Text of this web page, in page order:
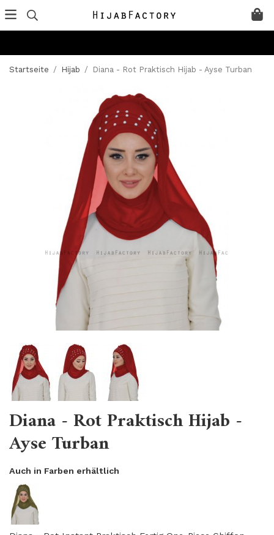
Startseite / Hijab / Diana - Rot Praktisch Hijab - Ayse Turban
Diana - Rot Praktisch Hijab -
Ayse Turban
Auch in Farben erhältlich